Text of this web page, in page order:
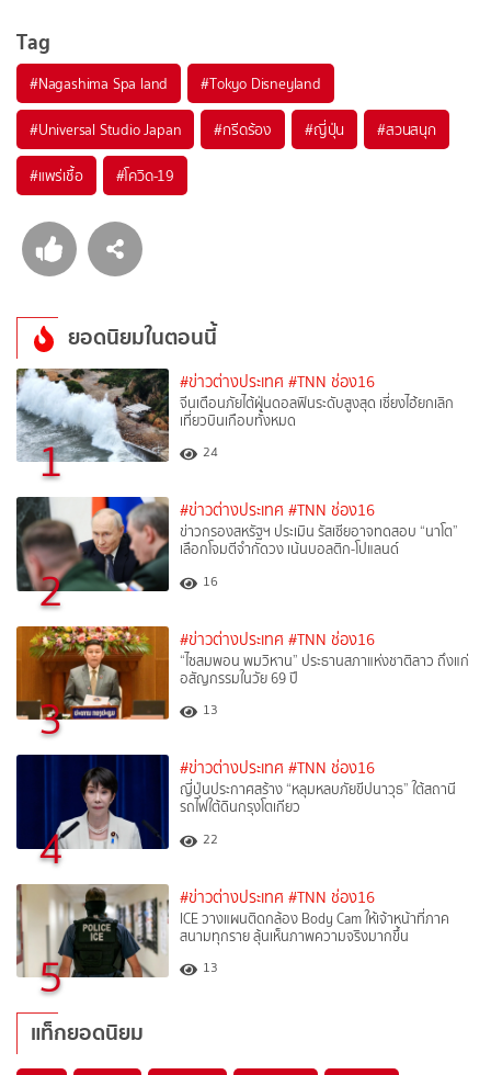
Tag
#Nagashima Spa land #Tokyo Disneyland
#Universal Studio Japan #กรีดร้อง #ญี่ปุ่น #สวนสนุก
#แพร่เชื้อ #โควิด-19
ยอดนิยมในตอนนี้
1
#ข่าวต่างประเทศ #TNN ช่อง16
จีนเตือนภัยไต้ฝุ่นดอลฟินระดับสูงสุด เซี่ยงไฮ้ยกเลิก
เที่ยวบินเกือบทั้งหมด
24
2
#ข่าวต่างประเทศ #TNN ช่อง16
ข่าวกรองสหรัฐฯ ประเมิน รัสเซียอาจทดสอบ “นาโต”
เลือกโจมตีจำกัดวง เน้นบอลติก-โปแลนด์
16
3
#ข่าวต่างประเทศ #TNN ช่อง16
“ไซสมพอน พมวิหาน” ประธานสภาแห่งชาติลาว ถึงแก่
อสัญกรรมในวัย 69 ปี
13
4
#ข่าวต่างประเทศ #TNN ช่อง16
ญี่ปุ่นประกาศสร้าง “หลุมหลบภัยขีปนาวุธ” ใต้สถานี
รถไฟใต้ดินกรุงโตเกียว
22
5
#ข่าวต่างประเทศ #TNN ช่อง16
ICE วางแผนติดกล้อง Body Cam ให้เจ้าหน้าที่ภาค
สนามทุกราย ลุ้นเห็นภาพความจริงมากขึ้น
13
แท็กยอดนิยม